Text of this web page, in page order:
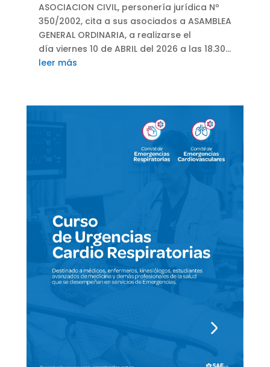
ASOCIACION CIVIL, personería jurídica Nº
350/2002, cita a sus asociados a ASAMBLEA
GENERAL ORDINARIA, a realizarse el
día viernes 10 de ABRIL del 2026 a las 18.30...
leer más